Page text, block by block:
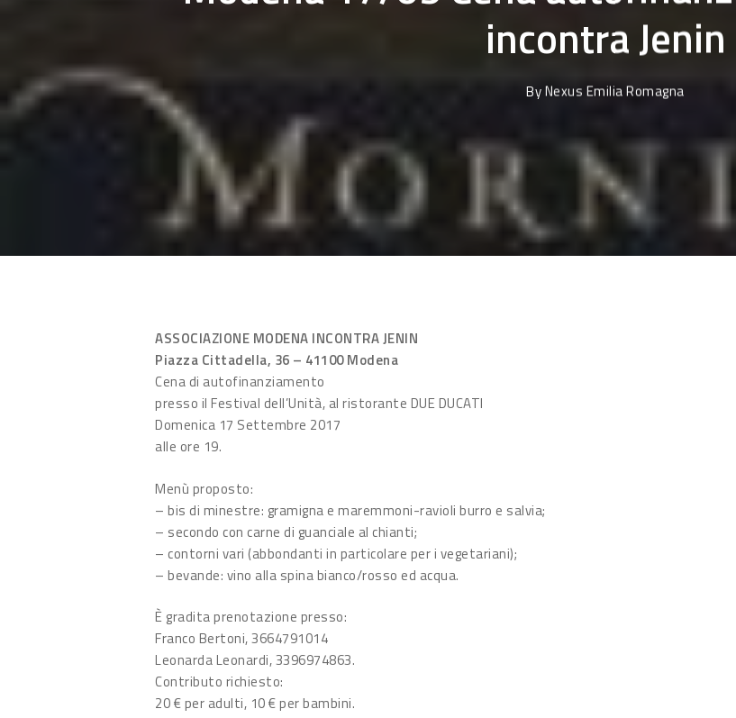
incontra Jenin
ByNexus Emilia Romagna
ASSOCIAZIONE MODENA INCONTRA JENIN
Piazza Cittadella, 36 – 41100 Modena
Cena di autofinanziamento
presso il Festival dell’Unità, al ristorante DUE DUCATI
Domenica 17 Settembre 2017
alle ore 19.
Menù proposto:
– bis di minestre: gramigna e maremmoni-ravioli burro e salvia;
– secondo con carne di guanciale al chianti;
– contorni vari (abbondanti in particolare per i vegetariani);
– bevande: vino alla spina bianco/rosso ed acqua.
È gradita prenotazione presso:
Franco Bertoni, 3664791014
Leonarda Leonardi, 3396974863.
Contributo richiesto:
20 € per adulti, 10 € per bambini.